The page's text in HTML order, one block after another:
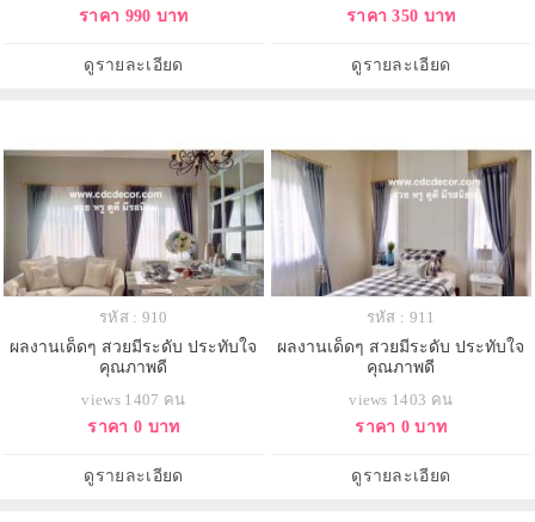
ราคา 990 บาท
ดูรายละเอียด
ราคา 350 บาท
ดูรายละเอียด
รหัส : 910
ผลงานเด็ดๆ สวยมีระดับ ประทับใจ
คุณภาพดี
views 1407 คน
ราคา 0 บาท
ดูรายละเอียด
รหัส : 911
ผลงานเด็ดๆ สวยมีระดับ ประทับใจ
คุณภาพดี
views 1403 คน
ราคา 0 บาท
ดูรายละเอียด